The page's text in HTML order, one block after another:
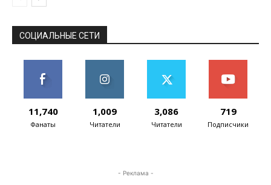
СОЦИАЛЬНЫЕ СЕТИ
11,740
Фанаты
1,009
Читатели
3,086
Читатели
719
Подписчики
- Реклама -